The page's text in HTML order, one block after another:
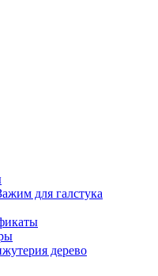
для галстука
дерево